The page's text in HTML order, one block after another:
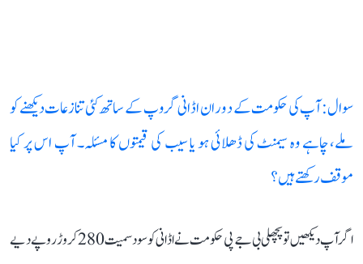
سوال: آپ کی حکومت کے دوران اڈانی گروپ کے ساتھ کئی تنازعات دیکھنے کو
ملے، چاہے وہ سیمنٹ کی ڈھلائی ہو یا سیب کی قیمتوں کا مسئلہ۔ آپ اس پر کیا
موقف رکھتے ہیں؟
اگر آپ دیکھیں تو پچھلی بی جے پی حکومت نے اڈانی کو سود سمیت 280 کروڑ روپے دیے